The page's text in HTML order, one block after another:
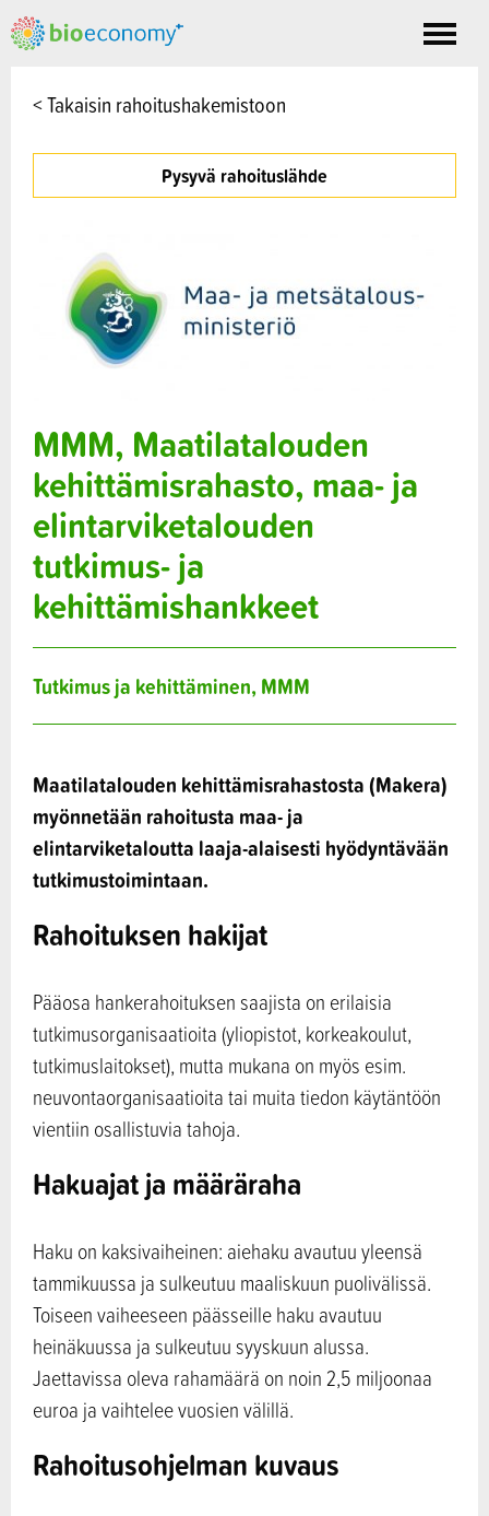
Toggle
< Takaisin rahoitushakemistoon
Pysyvä rahoituslähde
MMM, Maatilatalouden
kehittämisrahasto, maa- ja
elintarviketalouden
tutkimus- ja
kehittämishankkeet
Tutkimus ja kehittäminen, MMM
Maatilatalouden kehittämisrahastosta (Makera)
myönnetään rahoitusta maa- ja
elintarviketaloutta laaja-alaisesti hyödyntävään
tutkimustoimintaan.
Rahoituksen hakijat
Pääosa hankerahoituksen saajista on erilaisia
tutkimusorganisaatioita (yliopistot, korkeakoulut,
tutkimuslaitokset), mutta mukana on myös esim.
neuvontaorganisaatioita tai muita tiedon käytäntöön
vientiin osallistuvia tahoja.
Hakuajat ja määräraha
Haku on kaksivaiheinen: aiehaku avautuu yleensä
tammikuussa ja sulkeutuu maaliskuun puolivälissä.
Toiseen vaiheeseen päässeille haku avautuu
heinäkuussa ja sulkeutuu syyskuun alussa.
Jaettavissa oleva rahamäärä on noin 2,5 miljoonaa
euroa ja vaihtelee vuosien välillä.
Rahoitusohjelman kuvaus